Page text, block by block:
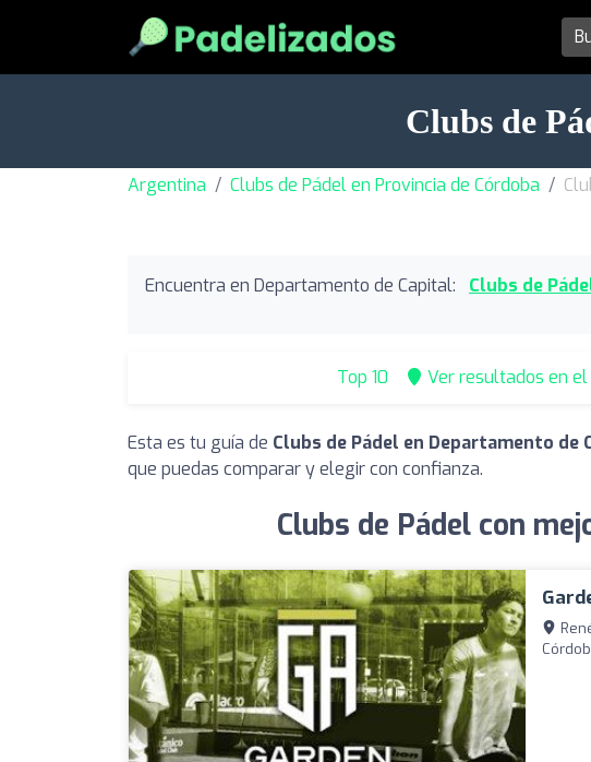
Clubs de
Argentina Clubs de Pádel en Provincia de Córdoba
Encuentra en Departamento de Capital: Clubs de
Top 10 Ver resultados en
Esta es tu guía de Clubs de Pádel en Departamento de
que puedas comparar y elegir con confianza.
Clubs de Pádel con